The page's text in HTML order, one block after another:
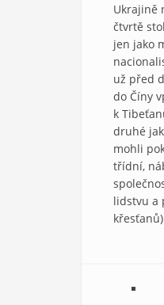
Ukrajině
čtvrtě
jen jako
už před
do Číny
k
druhé
mohli
třídní,
lidstvu a